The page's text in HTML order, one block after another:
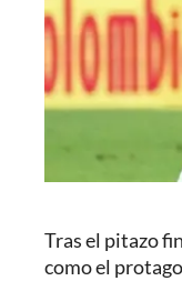
Tras el pitazo
como el